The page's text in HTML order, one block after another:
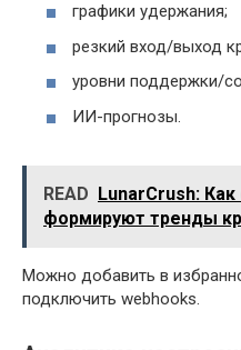
графики удержания;
резкий вход/выход
уровни поддержки/
ИИ-прогнозы.
READ LunarCrush:
формируют тренды
Можно добавить в
подключить webhooks.